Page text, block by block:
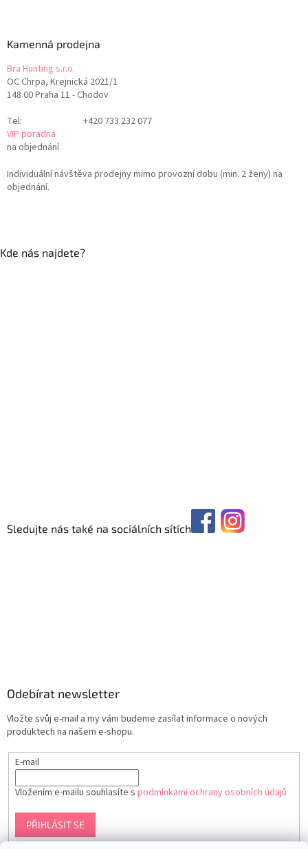
Kamenná prodejna
Bra Hunting s.r.o.
OC Chrpa, Krejnická 2021/1
148 00 Praha 11 - Chodov
Tel:
+420 733 232 077
VIP poradna
na objednání
Individuální návštěva prodejny mimo provozní dobu (min. 2 ženy) na
objednání.
Kde nás najdete?
Sledujte nás také na sociálních sítích
Odebírat newsletter
Vložte svůj e-mail a my vám budeme zasílat informace o nových
produktech na našem e-shopu.
E-mail
Vložením e-mailu souhlasíte s podmínkami ochrany osobních údajů
PŘIHLÁSIT SE